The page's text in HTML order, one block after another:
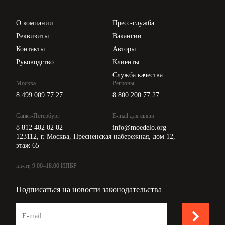
О компании
Реквизиты
Контакты
Руководство
Пресс-служба
Вакансии
Авторы
Клиенты
Служба качества
Москва
8 499 009 77 27
Санкт-Петербург
8 812 402 02 02
Регионы
8 800 200 77 27
E-mail для связи
info@moedelo.org
123112, г. Москва, Пресненская набережная, дом 12,
этаж 65
пн-пт, 9:00–18:00 ИПБР
Подписаться на новости законодательства